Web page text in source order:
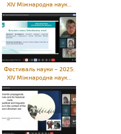
XIV Міжнародна наук...
Фестиваль науки – 2025:
XIV Міжнародна наук...